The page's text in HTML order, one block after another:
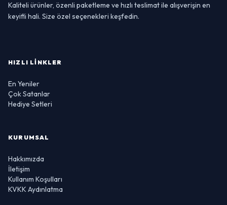
Kaliteli ürünler, özenli paketleme ve hızlı teslimat ile alışverişin en
keyifli hali. Size özel seçenekleri keşfedin.
HIZLI LINKLER
En Yeniler
Çok Satanlar
Hediye Setleri
KURUMSAL
Hakkımızda
İletişim
Kullanım Koşulları
KVKK Aydınlatma